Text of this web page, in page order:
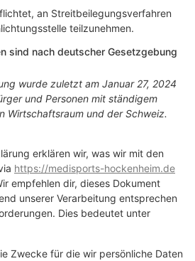
an Streitbeilegungsverfahren
teilzunehmen.
sind nach deutscher Gesetzgebung
wurde zuletzt am Januar 27, 2024
und Personen mit ständigem
Wirtschaftsraum und der Schweiz.
erklären wir, was wir mit den
https://medisports-hockenheim.de
empfehlen dir, dieses Dokument
unserer Verarbeitung entsprechen
Dies bedeutet unter
Zwecke für die wir persönliche Daten